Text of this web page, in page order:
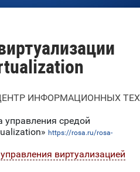
ИНФОРМАЦИОННЫХ
управления средой
https://rosa.ru/rosa-
виртуализацией